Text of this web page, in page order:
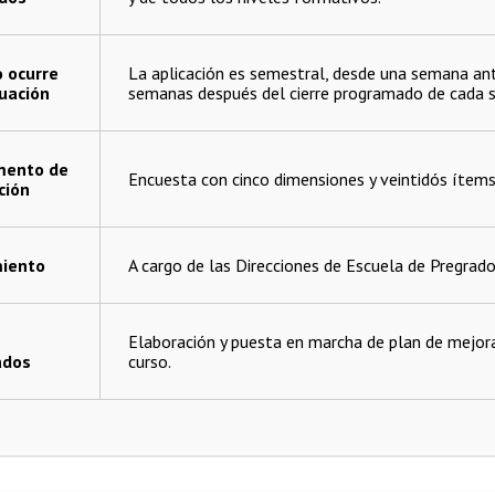
ocurre
La aplicación es semestral, desde una semana
semanas después del cierre programado de cada
de
Encuesta con cinco dimensiones y veintidós
A cargo de las Direcciones de Escuela de
Elaboración y puesta en marcha de plan de
curso.